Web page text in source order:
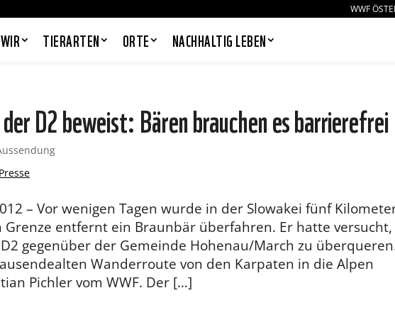
WWF
TIERARTEN ORTE NACHHALTIG LEBEN
D2 beweist: Bären brauchen es barrierefrei
Presse
– Vor wenigen Tagen wurde in der Slowakei fünf
entfernt ein Braunbär überfahren. Er hatte versucht,
gegenüber der Gemeinde Hohenau/March zu
Wanderroute von den Karpaten in die Alpen
Pichler vom WWF. Der […]
uns eine Analyse der Zugriffe auf die
Website. Infos dazu findest du in unserer
Datenschutzerklärung. Unter
Einstellungen kannst du verwalten,
welche Art von Cookies gesetzt werden.
Deine Auswahl kannst du über den